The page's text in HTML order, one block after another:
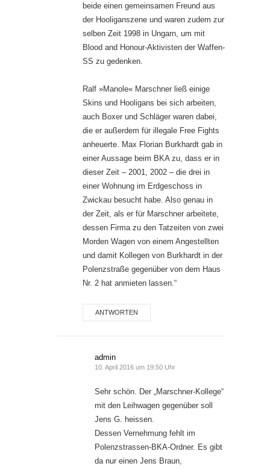
beide einen gemeinsamen Freund aus
der Hooliganszene und waren zudem zur
selben Zeit 1998 in Ungarn, um mit
Blood and Honour-Aktivisten der Waffen-
SS zu gedenken.
Ralf »Manole« Marschner ließ einige
Skins und Hooligans bei sich arbeiten,
auch Boxer und Schläger waren dabei,
die er außerdem für illegale Free Fights
anheuerte. Max Florian Burkhardt gab in
einer Aussage beim BKA zu, dass er in
dieser Zeit – 2001, 2002 – die drei in
einer Wohnung im Erdgeschoss in
Zwickau besucht habe. Also genau in
der Zeit, als er für Marschner arbeitete,
dessen Firma zu den Tatzeiten von zwei
Morden Wagen von einem Angestellten
und damit Kollegen von Burkhardt in der
Polenzstraße gegenüber von dem Haus
Nr. 2 hat anmieten lassen.“
ANTWORTEN
admin
10. April 2016 um 19:50 Uhr
Sehr schön. Der „Marschner-Kollege“
mit den Leihwagen gegenüber soll
Jens G. heissen.
Dessen Vernehmung fehlt im
Polenzstrassen-BKA-Ordner. Es gibt
da nur einen Jens Braun,